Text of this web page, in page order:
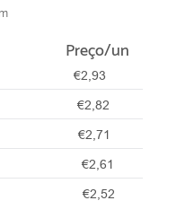
Preço/un
€2,93
€2,82
€2,71
€2,61
€2,52